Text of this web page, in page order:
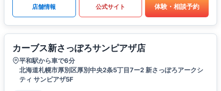
店舗情報 公式サイト 体験・相談予約
カーブス新さっぽろサンピアザ店
平和駅から車で6分
北海道札幌市厚別区厚別中央2条5丁目7ー2 新さっぽろアークシ
ティ サンピアザ5F